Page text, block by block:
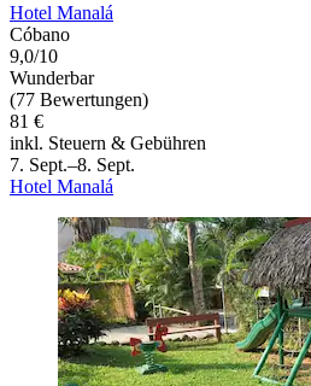
Hotel Manalá
Cóbano
9,0/10
Wunderbar
(77 Bewertungen)
81 €
inkl. Steuern & Gebühren
7. Sept.–8. Sept.
Hotel Manalá